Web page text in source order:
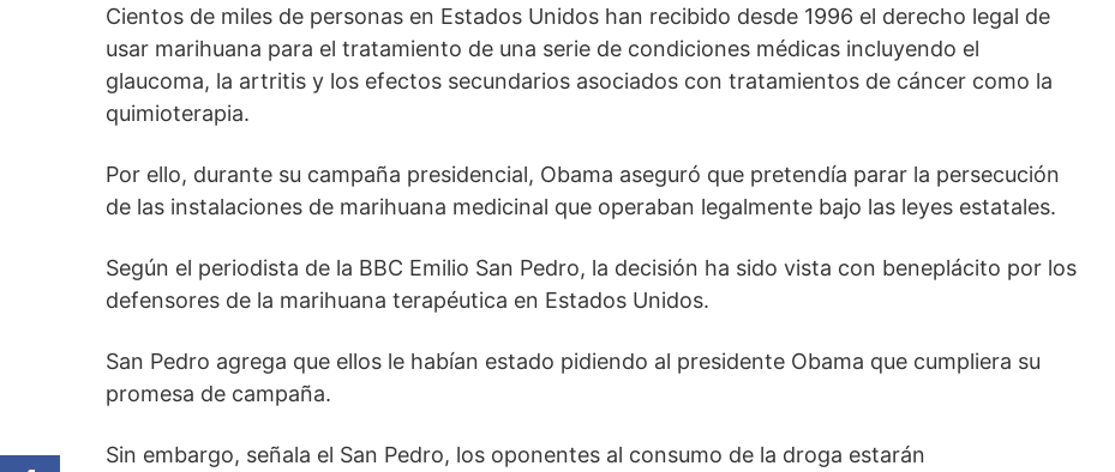
Cientos de miles de personas en Estados Unidos han recibido desde 1996 el derecho legal de
usar marihuana para el tratamiento de una serie de condiciones médicas incluyendo el
glaucoma, la artritis y los efectos secundarios asociados con tratamientos de cáncer como la
quimioterapia.
Por ello, durante su campaña presidencial, Obama aseguró que pretendía parar la persecución
de las instalaciones de marihuana medicinal que operaban legalmente bajo las leyes estatales.
Según el periodista de la BBC Emilio San Pedro, la decisión ha sido vista con beneplácito por los
defensores de la marihuana terapéutica en Estados Unidos.
San Pedro agrega que ellos le habían estado pidiendo al presidente Obama que cumpliera su
promesa de campaña.
Sin embargo, señala el San Pedro, los oponentes al consumo de la droga estarán